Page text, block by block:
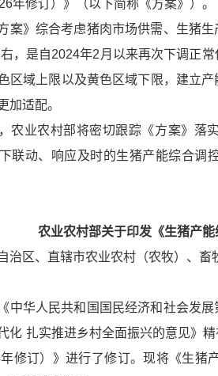
年修订）》（以下简称《方案》）。
案》综合考虑猪肉市场供需、生猪
，是自2024年2月以来再次下调正
区域上限以及黄色区域下限，建立
加适配。
农业农村部将密切跟踪《方案》落
联动、响应及时的生猪产能综合调
农业农村部关于印发《生猪产
治区、直辖市农业农村（农牧）、畜
中华人民共和国国民经济和社会发
化 扎实推进乡村全面振兴的意见》
修订）》进行了修订。现将《生猪